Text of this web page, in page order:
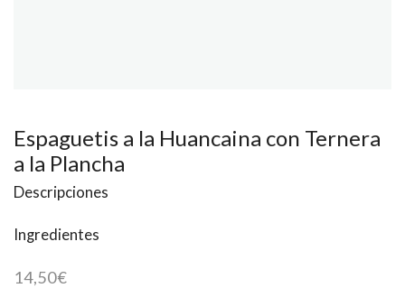
Espaguetis a la Huancaina con Ternera
a la Plancha
Descripciones
Ingredientes
14,50€